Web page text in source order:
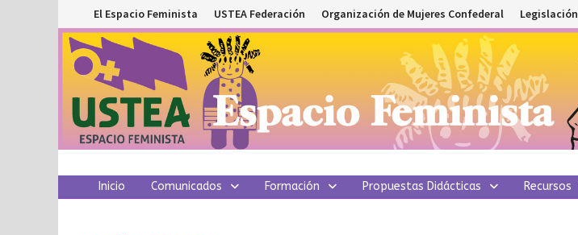
al
contenido
El Espacio Feminista USTEA Federación Organización de Mujeres Confederal Legislación
Inicio Comunicados Formación Propuestas Didácticas Recursos